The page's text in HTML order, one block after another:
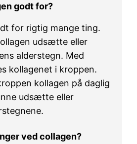
godt for?
for rigtig mange ting.
udsætte eller
alderstegn. Med
kollagenet i kroppen.
kollagen på daglig
udsætte eller
ved collagen?